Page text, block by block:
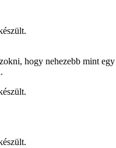
hogy nehezebb mint egy